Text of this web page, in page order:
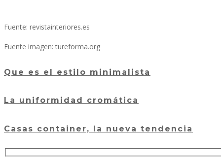
Fuente: revistainteriores.es
Fuente imagen: tureforma.org
Que es el estilo minimalista
La uniformidad cromática
Casas container, la nueva tendencia